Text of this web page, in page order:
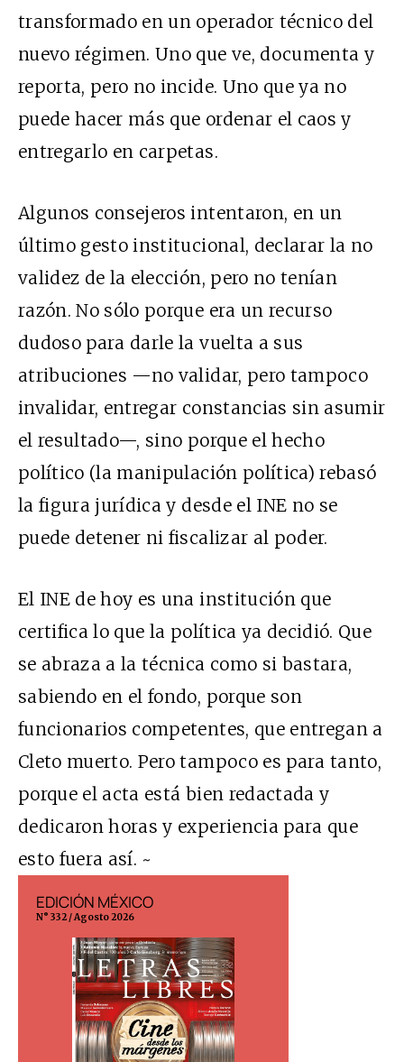
transformado en un operador técnico del
nuevo régimen. Uno que ve, documenta y
reporta, pero no incide. Uno que ya no
puede hacer más que ordenar el caos y
entregarlo en carpetas.
Algunos consejeros intentaron, en un
último gesto institucional, declarar la no
validez de la elección, pero no tenían
razón. No sólo porque era un recurso
dudoso para darle la vuelta a sus
atribuciones —no validar, pero tampoco
invalidar, entregar constancias sin asumir
el resultado—, sino porque el hecho
político (la manipulación política) rebasó
la figura jurídica y desde el INE no se
puede detener ni fiscalizar al poder.
El INE de hoy es una institución que
certifica lo que la política ya decidió. Que
se abraza a la técnica como si bastara,
sabiendo en el fondo, porque son
funcionarios competentes, que entregan a
Cleto muerto. Pero tampoco es para tanto,
porque el acta está bien redactada y
dedicaron horas y experiencia para que
esto fuera así. ~
EDICIÓN MÉXICO
N° 332 / Agosto 2026